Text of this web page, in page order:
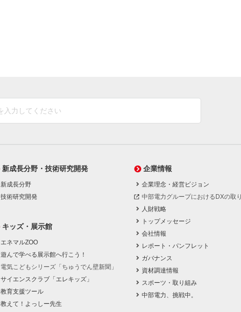
新成長分野・技術研究開発
新成長分野
技術研究開発
キッズ・展示館
エネマルZOO
遊んで学べる展示館へ行こう！
電気こどもシリーズ「ちゅうでん壁新聞」
サイエンスクラブ「エレキッズ」
教育支援ツール
教えて！よっしー先生
企業情報
企業理念・経営ビジョン
中部電力グループにおけるDXの取
人財戦略
トップメッセージ
会社情報
レポート・パンフレット
ガバナンス
資材調達情報
スポーツ・取り組み
中部電力、挑戦中。